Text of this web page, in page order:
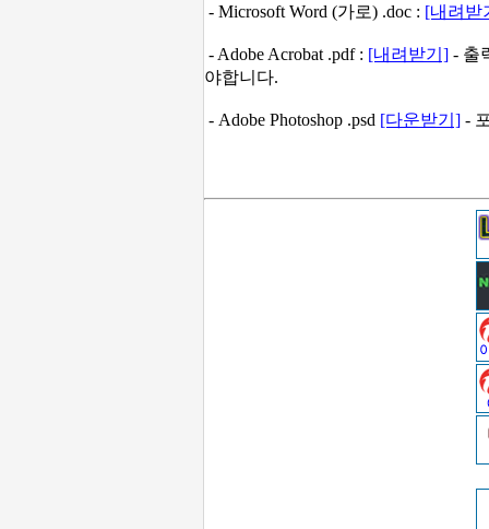
- Microsoft Word (가로) .doc : [내려받
- Adobe Acrobat .pdf : [내려받기] - 출
야합니다.
- Adobe Photoshop .psd [다운받기] -